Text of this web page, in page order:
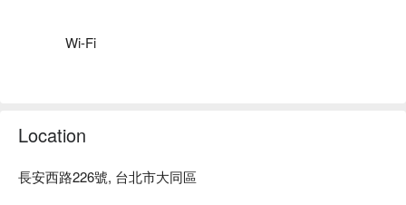
Wi-Fi
Location
長安西路226號, 台北市大同區